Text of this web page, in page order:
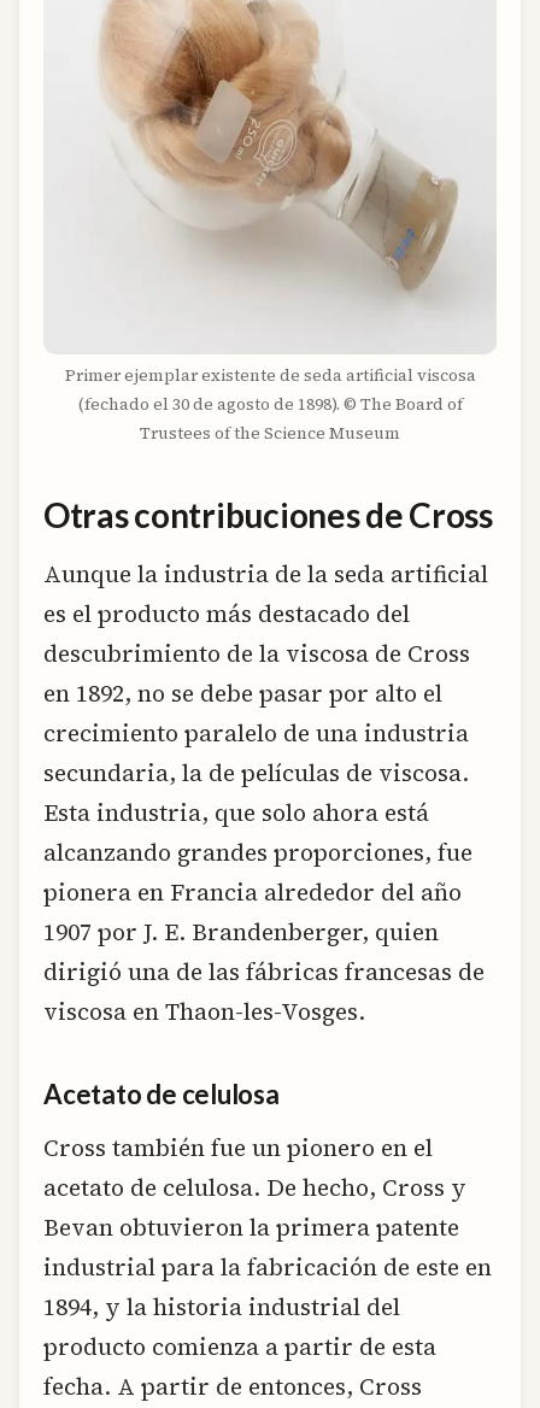
Primer ejemplar existente de seda artificial viscosa
(fechado el 30 de agosto de 1898). © The Board of
Trustees of the Science Museum
Otras contribuciones de Cross
Aunque la industria de la seda artificial
es el producto más destacado del
descubrimiento de la viscosa de Cross
en 1892, no se debe pasar por alto el
crecimiento paralelo de una industria
secundaria, la de películas de viscosa.
Esta industria, que solo ahora está
alcanzando grandes proporciones, fue
pionera en Francia alrededor del año
1907 por J. E. Brandenberger, quien
dirigió una de las fábricas francesas de
viscosa en Thaon-les-Vosges.
Acetato de celulosa
Cross también fue un pionero en el
acetato de celulosa. De hecho, Cross y
Bevan obtuvieron la primera patente
industrial para la fabricación de este en
1894, y la historia industrial del
producto comienza a partir de esta
fecha. A partir de entonces, Cross